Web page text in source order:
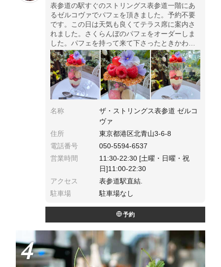
表参道の駅すぐのストリングス表参道一階にあ
るゼルコヴァでパフェを頂きました。予約不要
です。この日は天気も良くてテラス席に案内さ
れました。さくらんぼのパフェをオーダーしま
した。パフェを持って来て下さったときかわい
いと思わず呟いてしまいました。テラス席は緑
もありパフェがお花みたいに美しかったです。
おすすめです。
名称
ザ・ストリングス表参道 ゼルコ
ヴァ
住所
東京都港区北青山3-6-8
電話番号
050-5594-6537
営業時間
11:30-22:30 [土曜・日曜・祝
日]11:00-22:30
アクセス
表参道駅直結.
駐車場
駐車場なし
予約
4